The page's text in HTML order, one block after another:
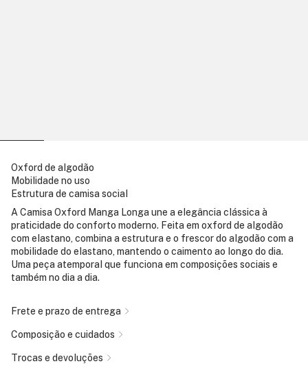
Oxford de algodão
Mobilidade no uso
Estrutura de camisa social
A Camisa Oxford Manga Longa une a elegância clássica à
praticidade do conforto moderno. Feita em oxford de algodão
com elastano, combina a estrutura e o frescor do algodão com a
mobilidade do elastano, mantendo o caimento ao longo do dia.
Uma peça atemporal que funciona em composições sociais e
também no dia a dia.
Frete e prazo de entrega
Composição e cuidados
Trocas e devoluções